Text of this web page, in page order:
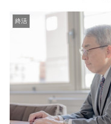
終活